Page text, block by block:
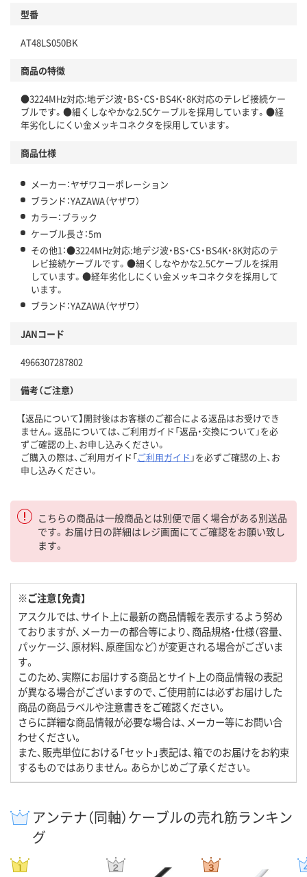
型番
AT48LS050BK
商品の特徴
●3224MHz対応:地デジ波・BS・CS・BS4K・8K対応のテレビ接続ケー
ブルです。●細くしなやかな2.5Cケーブルを採用しています。●経
年劣化しにくい金メッキコネクタを採用しています。
商品仕様
メーカー：ヤザワコーポレーション
ブランド：YAZAWA（ヤザワ）
カラー：ブラック
ケーブル長さ：5m
その他1：●3224MHz対応:地デジ波・BS・CS・BS4K・8K対応のテ
レビ接続ケーブルです。●細くしなやかな2.5Cケーブルを採用
しています。●経年劣化しにくい金メッキコネクタを採用して
います。
ブランド：YAZAWA（ヤザワ）
JANコード
4966307287802
備考（ご注意）
【返品について】開封後はお客様のご都合による返品はお受けでき
ません。返品については、ご利用ガイド「返品・交換について」を必
ずご確認の上、お申し込みください。
ご購入の際は、ご利用ガイド「ご利用ガイド 」を必ずご確認の上、お
申し込みください。
こちらの商品は一般商品とは別便で届く場合がある別送品
です。お届け日の詳細はレジ画面にてご確認をお願い致し
ます。
※ご注意【免責】
アスクルでは、サイト上に最新の商品情報を表示するよう努め
ておりますが、メーカーの都合等により、商品規格・仕様（容量、
パッケージ、原材料、原産国など）が変更される場合がございま
す。
このため、実際にお届けする商品とサイト上の商品情報の表記
が異なる場合がございますので、ご使用前には必ずお届けした
商品の商品ラベルや注意書きをご確認ください。
さらに詳細な商品情報が必要な場合は、メーカー等にお問い合
わせください。
また、販売単位における「セット」表記は、箱でのお届けをお約束
するものではありません。あらかじめご了承ください。
アンテナ（同軸）ケーブルの売れ筋ランキン
グ